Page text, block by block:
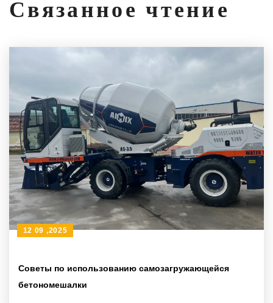
Связанное чтение
Советы по использованию самозагружающейся
бетономешалки
12 09 ,2025